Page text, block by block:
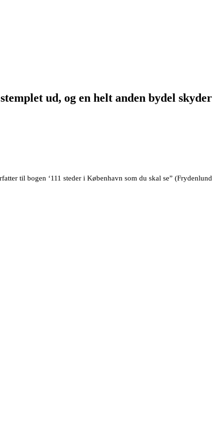
ud, og en helt anden bydel skyder
til bogen ‘111 steder i København som du skal se” (Frydenlund